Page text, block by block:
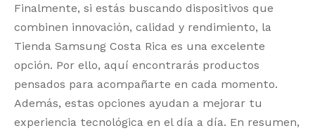
Finalmente, si estás buscando dispositivos que
combinen innovación, calidad y rendimiento, la
Tienda Samsung Costa Rica es una excelente
opción. Por ello, aquí encontrarás productos
pensados para acompañarte en cada momento.
Además, estas opciones ayudan a mejorar tu
experiencia tecnológica en el día a día. En resumen,